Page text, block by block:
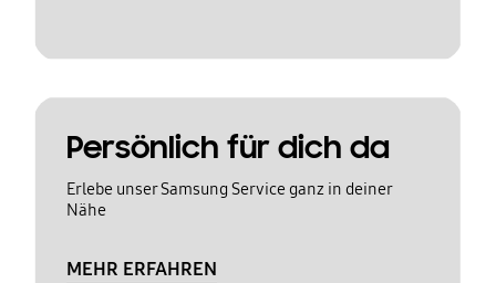
Persönlich für dich da
Erlebe unser Samsung Service ganz in deiner
Nähe
MEHR ERFAHREN